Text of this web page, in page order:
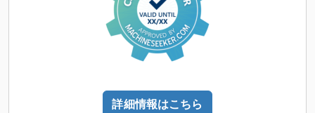
詳細情報はこちら